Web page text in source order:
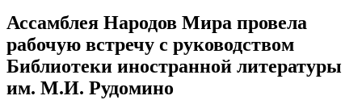
Ассамблея Народов Мира провела
рабочую встречу с руководством
Библиотеки иностранной литературы
им. М.И. Рудомино